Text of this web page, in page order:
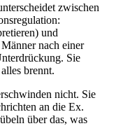
zwischen
und
nach einer
Sie
brennt.
nicht. Sie
an die Ex.
über das, was